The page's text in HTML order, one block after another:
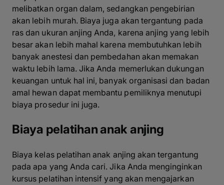
melibatkan organ dalam, sedangkan pengebirian
akan lebih murah. Biaya juga akan tergantung pada
ras dan ukuran anjing Anda, karena anjing yang lebih
besar akan lebih mahal karena membutuhkan lebih
banyak anestesi dan pembedahan akan memakan
waktu lebih lama. Jika Anda memerlukan dukungan
keuangan untuk hal ini, banyak organisasi dan badan
amal hewan dapat membantu pemiliknya menutupi
biaya prosedur ini juga.
Biaya pelatihan anak anjing
Biaya kelas pelatihan anak anjing akan tergantung
pada apa yang Anda cari. Jika Anda menginginkan
kursus pelatihan intensif yang akan mengajarkan